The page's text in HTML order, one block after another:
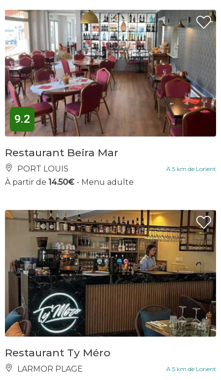
9.2
Restaurant Beira Mar
PORT LOUIS À 5 km de Lorient
À partir de 14.50€ - Menu adulte
Restaurant Ty Méro
LARMOR PLAGE À 5 km de Lorient